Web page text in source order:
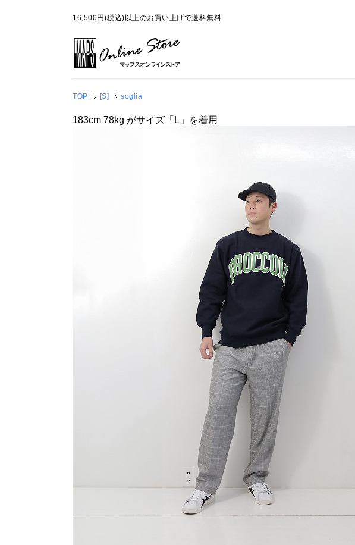
16,500円(税込)以上のお買い上げで送料無料
TOP [S] soglia
183cm 78kg がサイズ「L」を着用